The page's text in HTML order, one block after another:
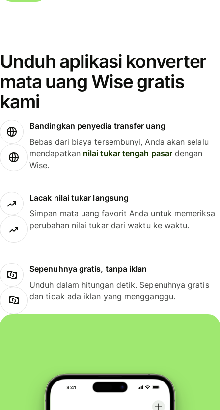
Unduh aplikasi konverter
mata uang Wise gratis
kami
Bandingkan penyedia transfer uang
Bebas dari biaya tersembunyi, Anda akan selalu
mendapatkan nilai tukar tengah pasardengan
Wise.
Lacak nilai tukar langsung
Simpan mata uang favorit Anda untuk memeriksa
perubahan nilai tukar dari waktu ke waktu.
Sepenuhnya gratis, tanpa iklan
Unduh dalam hitungan detik. Sepenuhnya gratis
dan tidak ada iklan yang mengganggu.